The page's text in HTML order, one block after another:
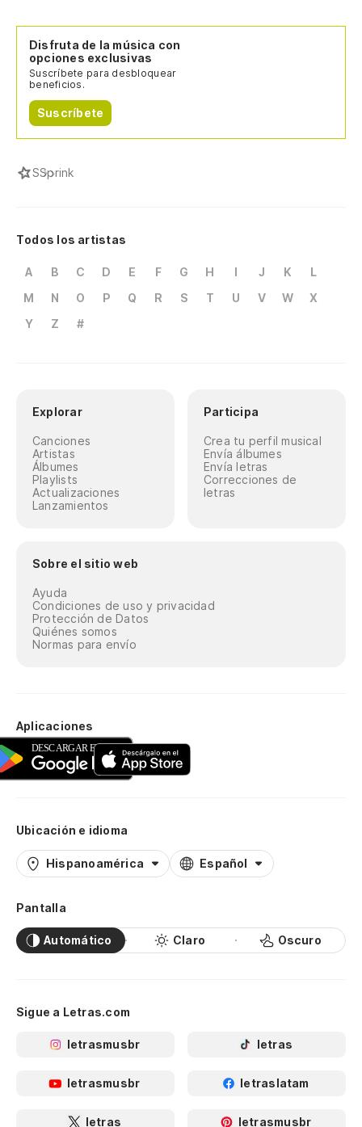
Disfruta de la música con
opciones exclusivas
Suscríbete para desbloquear
beneficios.
Suscríbete
SSprink
Todos los artistas
A B C D E F G H I J K
L
M
N O P Q R S T U V W
X
Y
Z #
Explorar
Canciones
Artistas
Álbumes
Playlists
Actualizaciones
Lanzamientos
Participa
Crea tu perfil musical
Envía álbumes
Envía letras
Correcciones de
letras
Sobre el sitio web
Ayuda
Condiciones de uso y privacidad
Protección de Datos
Quiénes somos
Normas para envío
Aplicaciones
Ubicación e idioma
Hispanoamérica Español
Pantalla
Automático Claro Oscuro
Sigue a Letras.com
letrasmusbr letras
letrasmusbr letraslatam
letras letrasmusbr